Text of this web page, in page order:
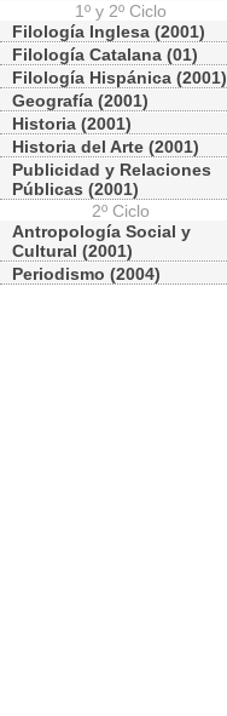
1º y 2º Ciclo
Filología Inglesa (2001)
Filología Catalana (01)
Filología Hispánica (2001)
Geografía (2001)
Historia (2001)
Historia del Arte (2001)
Publicidad y Relaciones
Públicas (2001)
2º Ciclo
Antropología Social y
Cultural (2001)
Periodismo (2004)